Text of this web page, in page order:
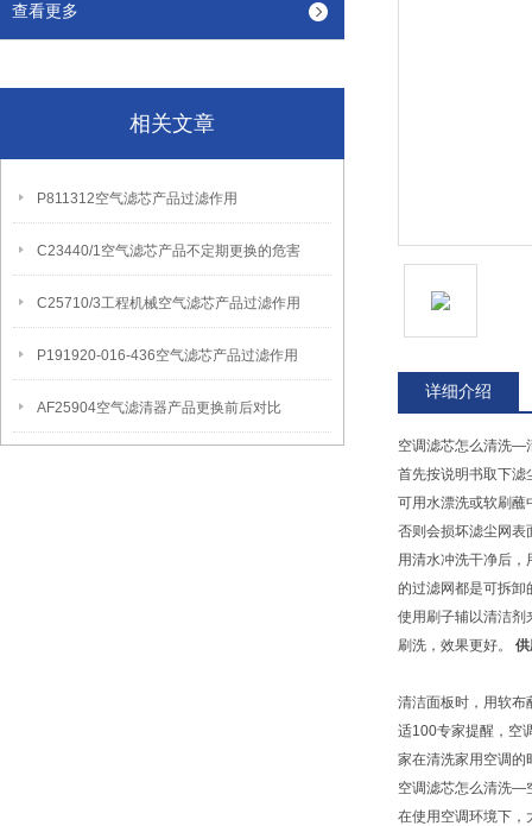
查看更多
相关文章
P811312空气滤芯产品过滤作用
C23440/1空气滤芯产品不定期更换的危害
C25710/3工程机械空气滤芯产品过滤作用
P191920-016-436空气滤芯产品过滤作用
AF25904空气滤清器产品更换前后对比
详细介绍
空调滤芯怎么清洗—
首先按说明书取下滤
可用水漂洗或软刷
否则会损坏滤尘网表
用清水冲洗干净后
的过滤网都是可拆卸
使用刷子辅以清洁剂
刷洗，效果更好。
清洁面板时，用软布
适100专家提醒，空
家在清洗家用空调
空调滤芯怎么清洗—
在使用空调环境下，